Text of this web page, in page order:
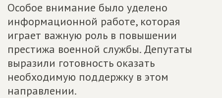
Особое внимание было уделено
информационной работе, которая
играет важную роль в повышении
престижа военной службы. Депутаты
выразили готовность оказать
необходимую поддержку в этом
направлении.